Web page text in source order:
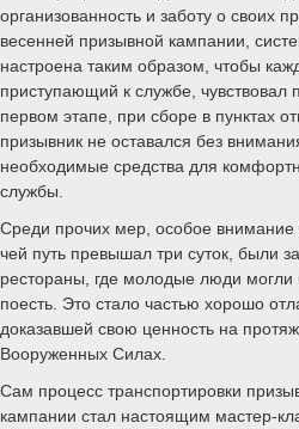
организованность и заботу о своих
весенней призывной кампании,
настроена таким образом, чтобы
приступающий к службе, чувствовал
первом этапе, при сборе в пунктах
призывник не оставался без
необходимые средства для
службы.
Среди прочих мер, особое внимание
чей путь превышал три суток, были
рестораны, где молодые люди могли
поесть. Это стало частью хорошо
доказавшей свою ценность на
Вооруженных Силах.
Сам процесс транспортировки
кампании стал настоящим мастер-